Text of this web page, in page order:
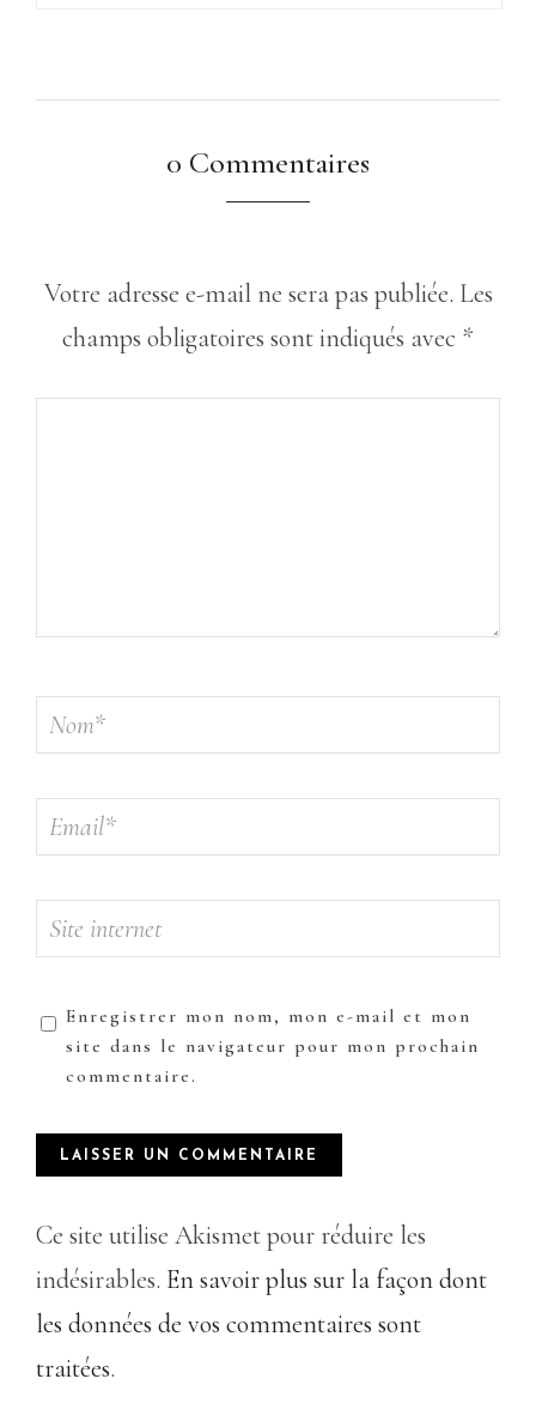
0 Commentaires
Votre adresse e-mail ne sera pas publiée. Les
champs obligatoires sont indiqués avec *
Enregistrer mon nom, mon e-mail et mon
site dans le navigateur pour mon prochain
commentaire.
Ce site utilise Akismet pour réduire les
indésirables. En savoir plus sur la façon dont
les données de vos commentaires sont
traitées.